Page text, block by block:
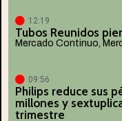
12:19
Tubos Reunidos
Mercado Continuo,
09:56
Philips reduce sus
millones y
trimestre